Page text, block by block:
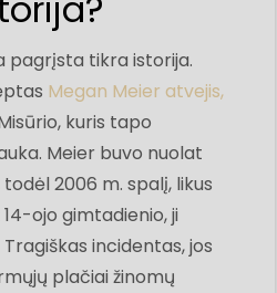
pagrįsta tikra istorija.
Megan Meier atvejis,
kuris tapo
Meier buvo nuolat
2006 m. spalį, likus
ojo gimtadienio, ji
incidentas, jos
plačiai žinomų